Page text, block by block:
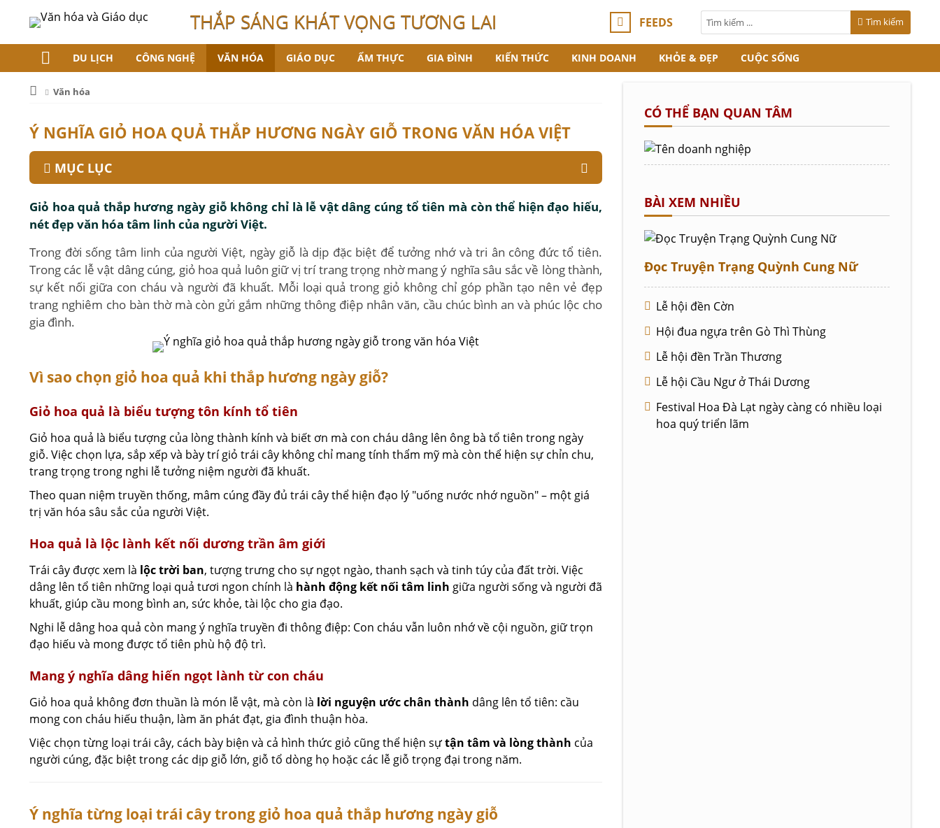
THẮP SÁNG KHÁT VỌNG TƯƠNG LAI FEEDS Tìm kiếm
DU LỊCH CÔNG NGHỆ VĂN HÓA GIÁO DỤC ẨM THỰC GIA ĐÌNH KIẾN THỨC KINH DOANH KHỎE & ĐẸP CUỘC SỐNG
Văn hóa
Ý NGHĨA GIỎ HOA QUẢ THẮP HƯƠNG NGÀY GIỖ TRONG VĂN HÓA VIỆT
MỤC LỤC
Giỏ hoa quả thắp hương ngày giỗ không chỉ là lễ vật dâng cúng tổ tiên mà còn thể hiện đạo hiếu,
nét đẹp văn hóa tâm linh của người Việt.
Trong đời sống tâm linh của người Việt, ngày giỗ là dịp đặc biệt để tưởng nhớ và tri ân công đức tổ tiên.
Trong các lễ vật dâng cúng, giỏ hoa quả luôn giữ vị trí trang trọng nhờ mang ý nghĩa sâu sắc về lòng thành,
sự kết nối giữa con cháu và người đã khuất. Mỗi loại quả trong giỏ không chỉ góp phần tạo nên vẻ đẹp
trang nghiêm cho bàn thờ mà còn gửi gắm những thông điệp nhân văn, cầu chúc bình an và phúc lộc cho
gia đình.
Vì sao chọn giỏ hoa quả khi thắp hương ngày giỗ?
Giỏ hoa quả là biểu tượng tôn kính tổ tiên
Giỏ hoa quả là biểu tượng của lòng thành kính và biết ơn mà con cháu dâng lên ông bà tổ tiên trong ngày
giỗ. Việc chọn lựa, sắp xếp và bày trí giỏ trái cây không chỉ mang tính thẩm mỹ mà còn thể hiện sự chỉn chu,
trang trọng trong nghi lễ tưởng niệm người đã khuất.
Theo quan niệm truyền thống, mâm cúng đầy đủ trái cây thể hiện đạo lý "uống nước nhớ nguồn" – một giá
trị văn hóa sâu sắc của người Việt.
Hoa quả là lộc lành kết nối dương trần âm giới
Trái cây được xem là lộc trời ban, tượng trưng cho sự ngọt ngào, thanh sạch và tinh túy của đất trời. Việc
dâng lên tổ tiên những loại quả tươi ngon chính là hành động kết nối tâm linh giữa người sống và người đã
khuất, giúp cầu mong bình an, sức khỏe, tài lộc cho gia đạo.
Nghi lễ dâng hoa quả còn mang ý nghĩa truyền đi thông điệp: Con cháu vẫn luôn nhớ về cội nguồn, giữ trọn
đạo hiếu và mong được tổ tiên phù hộ độ trì.
Mang ý nghĩa dâng hiến ngọt lành từ con cháu
Giỏ hoa quả không đơn thuần là món lễ vật, mà còn là lời nguyện ước chân thành dâng lên tổ tiên: cầu
mong con cháu hiếu thuận, làm ăn phát đạt, gia đình thuận hòa.
Việc chọn từng loại trái cây, cách bày biện và cả hình thức giỏ cũng thể hiện sựtận tâm và lòng thành của
người cúng, đặc biệt trong các dịp giỗ lớn, giỗ tổ dòng họ hoặc các lễ giỗ trọng đại trong năm.
Ý nghĩa từng loại trái cây trong giỏ hoa quả thắp hương ngày giỗ
CÓ THỂ BẠN QUAN TÂM
BÀI XEM NHIỀU
Đọc Truyện Trạng Quỳnh Cung Nữ
Lễ hội đền Cờn
Hội đua ngựa trên Gò Thì Thùng
Lễ hội đền Trần Thương
Lễ hội Cầu Ngư ở Thái Dương
Festival Hoa Đà Lạt ngày càng có nhiều loại
hoa quý triển lãm